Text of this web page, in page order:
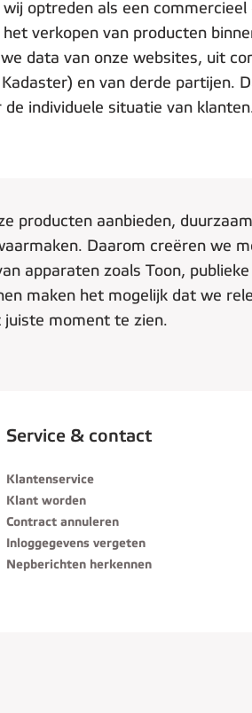
optreden als een
verkopen van producten
data van onze websites, uit
en van derde partijen.
individuele situatie van
producten aanbieden,
Daarom creëren we
apparaten zoals Toon,
maken het mogelijk dat we
moment te zien.
Service & contact
Klantenservice
Klant worden
Contract annuleren
Inloggegevens vergeten
Nepberichten herkennen